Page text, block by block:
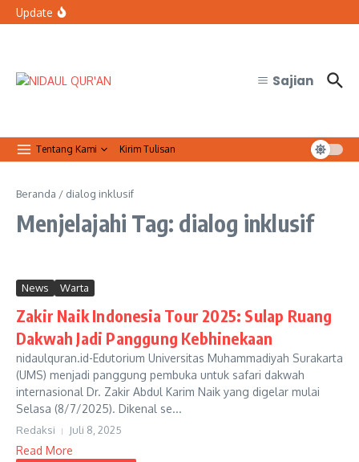
Lewati ke konten
Update
Sajian
Tentang Kami Kirim Tulisan
Beranda / dialog inklusif
Menjelajahi Tag: dialog inklusif
News Warta
Zakir Naik Indonesia Tour 2025: Sulap Ruang
Dakwah Jadi Panggung Kebhinekaan
nidaulquran.id-Edutorium Universitas Muhammadiyah Surakarta
(UMS) menjadi panggung pembuka untuk safari dakwah
internasional Dr. Zakir Abdul Karim Naik yang digelar mulai
Selasa (8/7/2025). Dikenal se...
Redaksi Juli 8, 2025
Read More